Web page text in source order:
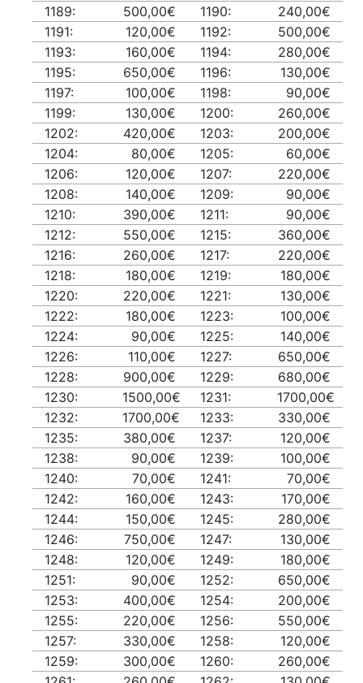
1189:
500,00€ 1190:
240,00€
1191:
120,00€ 1192:
500,00€
1193:
160,00€ 1194:
280,00€
1195:
650,00€ 1196:
130,00€
1197:
100,00€ 1198:
90,00€
1199:
130,00€ 1200:
260,00€
1202:
420,00€ 1203:
200,00€
1204:
80,00€ 1205:
60,00€
1206:
120,00€ 1207:
220,00€
1208:
140,00€ 1209:
90,00€
1210:
390,00€ 1211:
90,00€
1212:
550,00€ 1215:
360,00€
1216:
260,00€ 1217:
220,00€
1218:
180,00€ 1219:
180,00€
1220:
220,00€ 1221:
130,00€
1222:
180,00€ 1223:
100,00€
1224:
90,00€ 1225:
140,00€
1226:
110,00€ 1227:
650,00€
1228:
900,00€ 1229:
680,00€
1230:
1500,00€ 1231:
1700,00€
1232:
1700,00€ 1233:
330,00€
1235:
380,00€ 1237:
120,00€
1238:
90,00€ 1239:
100,00€
1240:
70,00€ 1241:
70,00€
1242:
160,00€ 1243:
170,00€
1244:
150,00€ 1245:
280,00€
1246:
750,00€ 1247:
130,00€
1248:
120,00€ 1249:
180,00€
1251:
90,00€ 1252:
650,00€
1253:
400,00€ 1254:
200,00€
1255:
220,00€ 1256:
550,00€
1257:
330,00€ 1258:
120,00€
1259:
300,00€ 1260:
260,00€